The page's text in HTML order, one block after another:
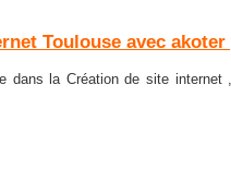
Toulouse avec
dans la Création de site